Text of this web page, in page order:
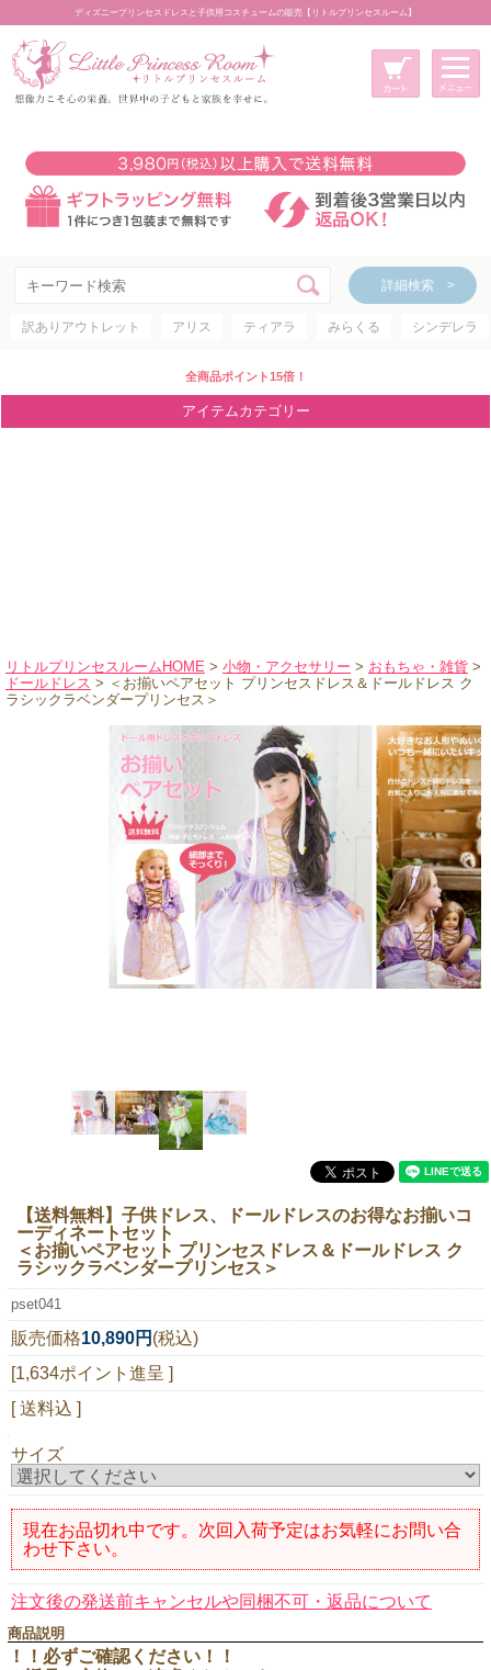
ディズニープリンセスドレスと子供用コスチュームの販売【リトルプリンセスルーム】
詳細検索 >
訳ありアウトレット アリス ティアラ みらくる シンデレラ
全商品ポイント15倍！
アイテムカテゴリー
リトルプリンセスルームHOME > 小物・アクセサリー > おもちゃ・雑貨 >
ドールドレス > ＜お揃いペアセット プリンセスドレス＆ドールドレス ク
ラシックラベンダープリンセス＞
【送料無料】子供ドレス、ドールドレスのお得なお揃いコ
ーディネートセット
＜お揃いペアセット プリンセスドレス＆ドールドレス ク
ラシックラベンダープリンセス＞
pset041
販売価格10,890円 (税込)
[1,634ポイント進呈 ]
[ 送料込 ]
サイズ
現在お品切れ中です。次回入荷予定はお気軽にお問い合
わせ下さい。
注文後の発送前キャンセルや同梱不可・返品について
商品説明
！！必ずご確認ください！！
新規会員登録
マイページ
カート
詳細検索 >
アイテムカテゴリー
ディズニープリンセス
ディズニキャラクター
アウトレット
ショッピングインフォメーション
会社概要
お支払・送料
返品・交換
サイズの測り方
よくあるご質問
レビューを見る
ブログ
当店は持続可能な開発目標「SDGs」を推進しています。
電話受付時間：月～金10:00~16:00 ※祝日除く